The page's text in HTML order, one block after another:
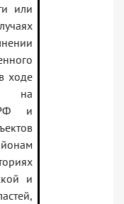
или
ходе
на
РФ и
и